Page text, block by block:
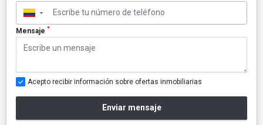
▼
Mensaje *
Acepto recibir información sobre ofertas inmobiliarias
Enviar mensaje